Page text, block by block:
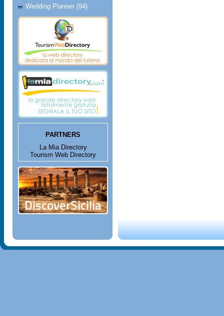
Wedding Planner (94)
PARTNERS
La Mia Directory
Tourism Web Directory